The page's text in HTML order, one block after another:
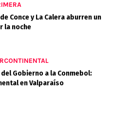
Conce y La Calera aburren un
la noche
Gobierno a la Conmebol:
en Valparaíso